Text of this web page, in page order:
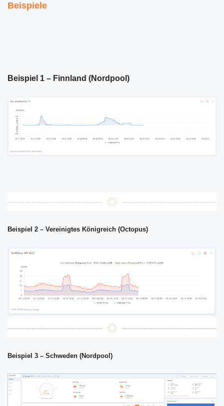
Beispiele
Beispiel 1 – Finnland (Nordpool)
Beispiel 2 – Vereinigtes Königreich (Octopus)
Beispiel 3 – Schweden (Nordpool)